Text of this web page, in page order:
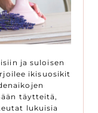
ja suloisen
ikisuosikit
täytteitä,
lukuisia